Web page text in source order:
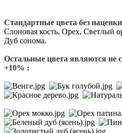
Стандартные цвета без
Слоновая кость, Орех, Светлый
Дуб сонома.
Остальные цвета являются не
+10% :